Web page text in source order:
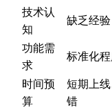
技术认
知
缺乏经验
功能需
求
标准化
时间预
算
短期上
错